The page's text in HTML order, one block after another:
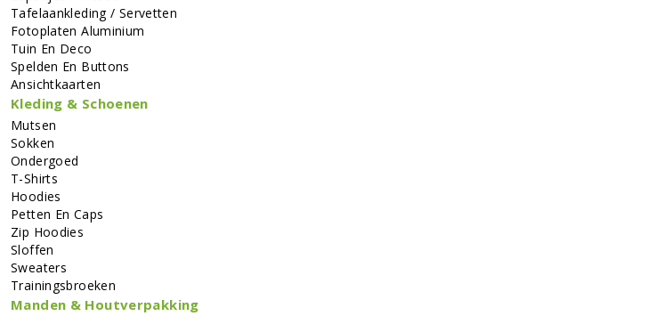
Tafelaankleding / Servetten
Fotoplaten Aluminium
Tuin En Deco
Spelden En Buttons
Ansichtkaarten
Kleding & Schoenen
Mutsen
Sokken
Ondergoed
T-Shirts
Hoodies
Petten En Caps
Zip Hoodies
Sloffen
Sweaters
Trainingsbroeken
Manden & Houtverpakking